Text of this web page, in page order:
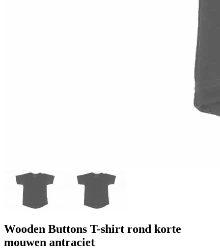
Wooden Buttons T-shirt rond korte
mouwen antraciet